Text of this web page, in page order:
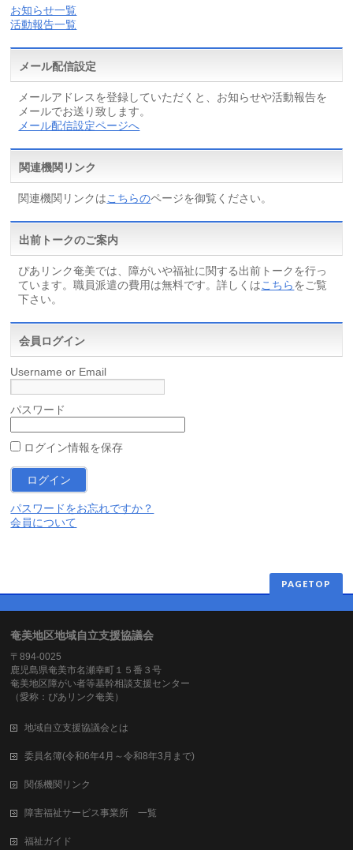
お知らせ一覧
活動報告一覧
メール配信設定
メールアドレスを登録していただくと、お知らせや活動報告を
メールでお送り致します。
メール配信設定ページへ
関連機関リンク
関連機関リンクはこちらのページを御覧ください。
出前トークのご案内
ぴあリンク奄美では、障がいや福祉に関する出前トークを行っ
ています。職員派遣の費用は無料です。詳しくはこちらをご覧
下さい。
会員ログイン
Username or Email
パスワード
ログイン情報を保存
パスワードをお忘れですか？
会員について
PAGETOP
奄美地区地域自立支援協議会
〒894-0025
鹿児島県奄美市名瀬幸町１５番３号
奄美地区障がい者等基幹相談支援センター
（愛称：ぴあリンク奄美）
地域自立支援協議会とは
委員名簿(令和6年4月～令和8年3月まで)
関係機関リンク
障害福祉サービス事業所 一覧
福祉ガイド